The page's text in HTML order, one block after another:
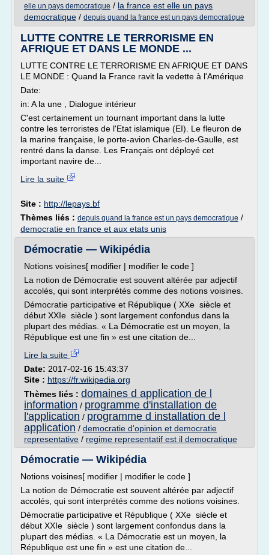
elle un pays democratique / la france est elle un pays
democratique / depuis quand la france est un pays democratique
LUTTE CONTRE LE TERRORISME EN
AFRIQUE ET DANS LE MONDE ...
LUTTE CONTRE LE TERRORISME EN AFRIQUE ET DANS
LE MONDE : Quand la France ravit la vedette à l'Amérique
Date:
in: A la une , Dialogue intérieur
C'est certainement un tournant important dans la lutte
contre les terroristes de l'Etat islamique (EI). Le fleuron de
la marine française, le porte-avion Charles-de-Gaulle, est
rentré dans la danse. Les Français ont déployé cet
important navire de...
Lire la suite
Site : http://lepays.bf
Thèmes liés : depuis quand la france est un pays democratique /
democratie en france et aux etats unis
Démocratie — Wikipédia
Notions voisines[ modifier | modifier le code ]
La notion de Démocratie est souvent altérée par adjectif
accolés, qui sont interprétés comme des notions voisines.
Démocratie participative et République ( XXe siècle et
début XXIe siècle ) sont largement confondus dans la
plupart des médias. « La Démocratie est un moyen, la
République est une fin » est une citation de...
Lire la suite
Date: 2017-02-16 15:43:37
Site : https://fr.wikipedia.org
Thèmes liés : domaines d application de l
information / programme d'installation de
l'application / programme d installation de l
application / democratie d'opinion et democratie
representative / regime representatif est il democratique
Démocratie — Wikipédia
Notions voisines[ modifier | modifier le code ]
La notion de Démocratie est souvent altérée par adjectif
accolés, qui sont interprétés comme des notions voisines.
Démocratie participative et République ( XXe siècle et
début XXIe siècle ) sont largement confondus dans la
plupart des médias. « La Démocratie est un moyen, la
République est une fin » est une citation de...